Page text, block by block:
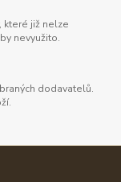
které již nelze
nevyužito.
dodavatelů.